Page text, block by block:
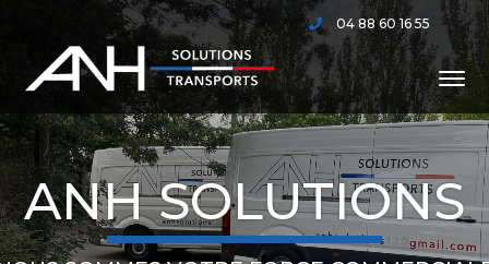
04 88 60 16 55
ANH SOLUTIONS